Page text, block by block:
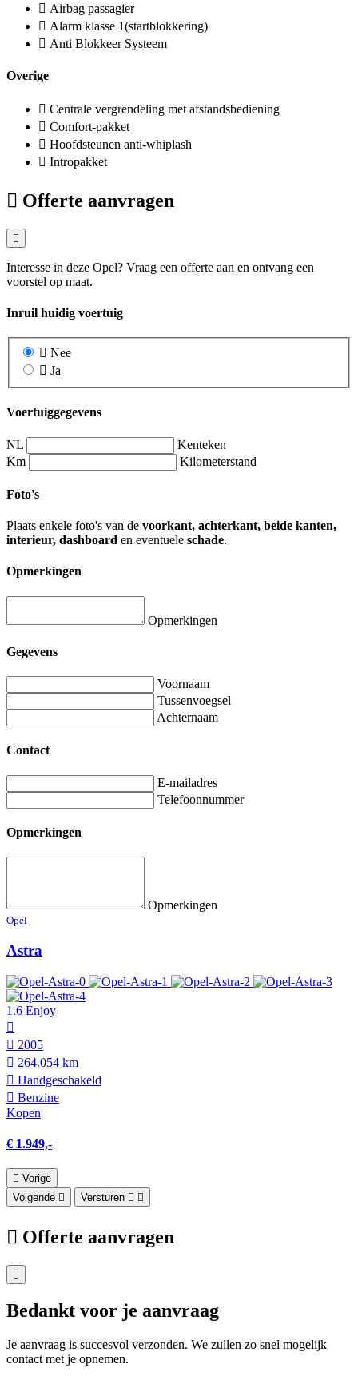
Airbag passagier
Alarm klasse 1(startblokkering)
Anti Blokkeer Systeem
Overige
Centrale vergrendeling met afstandsbediening
Comfort-pakket
Hoofdsteunen anti-whiplash
Intropakket
Offerte aanvragen
Interesse in deze Opel? Vraag een offerte aan en ontvang een
voorstel op maat.
Inruil huidig voertuig
Nee
Ja
Voertuiggegevens
NL
Kenteken
Km
Kilometerstand
Foto's
Plaats enkele foto's van de voorkant, achterkant, beide kanten,
interieur, dashboard en eventuele schade.
Opmerkingen
Opmerkingen
Gegevens
Voornaam
Tussenvoegsel
Achternaam
Contact
E-mailadres
Telefoonnummer
Opmerkingen
Opmerkingen
Opel
Astra
1.6 Enjoy
2005
264.054 km
Hand­geschakeld
Benzine
Kopen
€ 1.949,-
Vorige
Volgende
Versturen
Offerte aanvragen
Bedankt voor je aanvraag
Je aanvraag is succesvol verzonden. We zullen zo snel mogelijk
contact met je opnemen.